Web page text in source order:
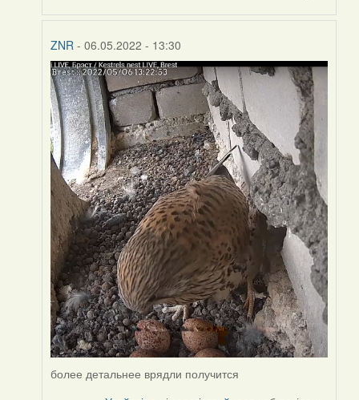
ZNR - 06.05.2022 - 13:30
In
reply
to
by
Harrier
более детальнее врядли получится